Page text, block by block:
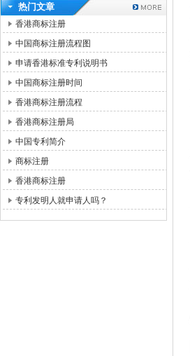
热门文章
香港商标注册
中国商标注册流程图
申请香港标准专利说明书
中国商标注册时间
香港商标注册流程
香港商标注册局
中国专利简介
商标注册
香港商标注册
专利发明人就申请人吗？